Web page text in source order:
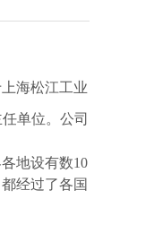
海松江工业
单位。公司
地设有数10
经过了各国